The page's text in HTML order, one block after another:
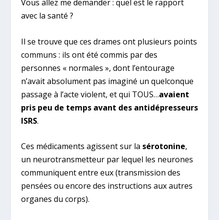
Vous allez me demander : quel est le rapport
avec la santé ?
Il se trouve que ces drames ont plusieurs points
communs : ils ont été commis par des
personnes « normales », dont l’entourage
n’avait absolument pas imaginé un quelconque
passage à l’acte violent, et qui TOUS…avaient
pris peu de temps avant des antidépresseurs
ISRS.
Ces médicaments agissent sur la sérotonine,
un neurotransmetteur par lequel les neurones
communiquent entre eux (transmission des
pensées ou encore des instructions aux autres
organes du corps).